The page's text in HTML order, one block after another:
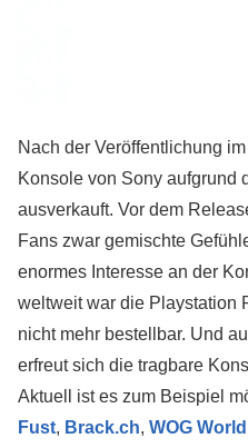
Nach der Veröffentlichung
Konsole von Sony aufgrund
ausverkauft. Vor dem
Fans zwar gemischte
enormes Interesse an der
weltweit war die Playstation
nicht mehr bestellbar. Und
erfreut sich die tragbare
Aktuell ist es zum Beispiel
Fust, Brack.ch, WOG